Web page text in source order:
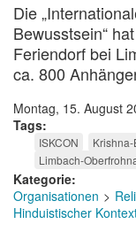
Die
Bewusstsein“
Feriendorf bei
ca. 800
Montag, 15. August
Tags
ISKCON
Limbach-
Kategorie
Organisationen
Hinduistischer